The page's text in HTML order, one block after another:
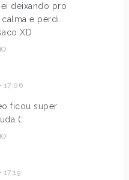
deixando pro
e perdi.
XD
17:06
ficou super
(:
17:19